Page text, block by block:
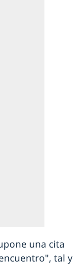
una cita
tal y